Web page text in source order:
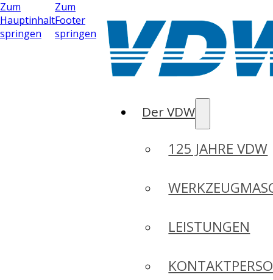
Zum
Hauptinhalt
springen
Zum
Footer
springen
Der VDW
125 JAHRE VDW
LEISTUNGEN